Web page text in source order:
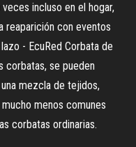
incluso en el hogar,
reaparición con eventos
- EcuRed Corbata de
corbatas, se pueden
mezcla de tejidos,
menos comunes
corbatas ordinarias.